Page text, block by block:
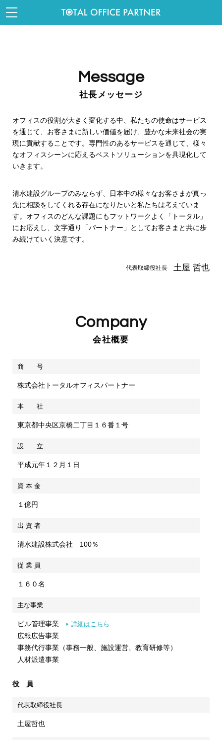
Message
社長メッセージ
オフィスの役割が大きく変化する中、私たちの使命はサービス
を通じて、お客さまに新しい価値を届け、豊かな未来社会の実
現に貢献することです。専門性のあるサービスを通じて、様々
なオフィスシーンに応えるベストソリューションを具現化して
いきます。
清水建設グループのみならず、日本中の様々なお客さまが真っ
先に相談をしてくれる存在になりたいと私たちは考えていま
す。オフィスのどんな課題にもフットワークよく「トータル」
にお応えし、文字通り「パートナー」としてお客さまと共に歩
み続けていく決意です。
代表取締役社長 土屋 哲也
Company
会社概要
商 号
株式会社トータルオフィスパートナー
本 社
東京都中央区京橋二丁目１６番１号
設 立
平成元年１２月１日
資 本 金
１億円
出 資 者
清水建設株式会社 100％
従 業 員
１６０名
主な事業
ビル管理事業 詳細はこちら
広報広告事業
事務代行事業（事務一般、施設運営、教育研修等）
人材派遣事業
役 員
代表取締役社長
土屋哲也